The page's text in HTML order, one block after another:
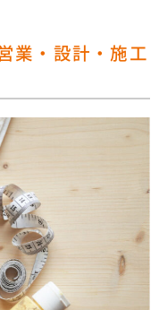
業・設計・施工